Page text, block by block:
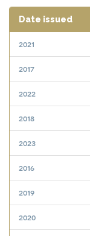
Date issued
2021
2017
2022
2018
2023
2016
2019
2020